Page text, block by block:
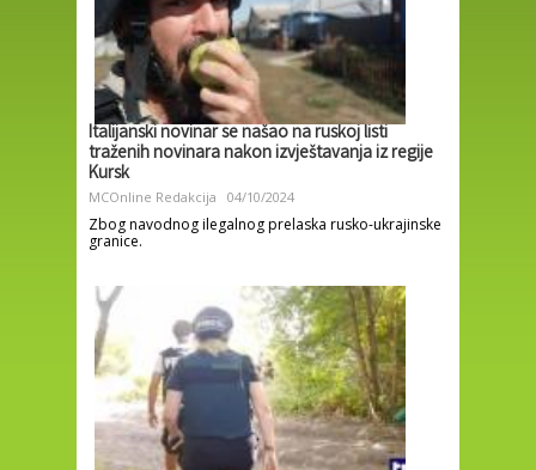
Italijanski novinar se našao na ruskoj listi
traženih novinara nakon izvještavanja iz regije
Kursk
MCOnline Redakcija 04/10/2024
Zbog navodnog ilegalnog prelaska rusko-ukrajinske
granice.